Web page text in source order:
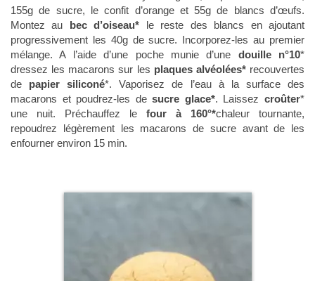
155g de sucre, le confit d’orange et 55g de blancs d’œufs.
Montez au bec d’oiseau* le reste des blancs en ajoutant
progressivement les 40g de sucre. Incorporez-les au premier
mélange. A l’aide d’une poche munie d’une douille n°10*
dressez les macarons sur les plaques alvéolées*recouvertes
de papier siliconé*. Vaporisez de l’eau à la surface des
macarons et poudrez-les desucre glace*. Laissez croûter*
une nuit. Préchauffez le four à 160°*chaleur tournante,
repoudrez légèrement les macarons de sucre avant de les
enfourner environ 15 min.